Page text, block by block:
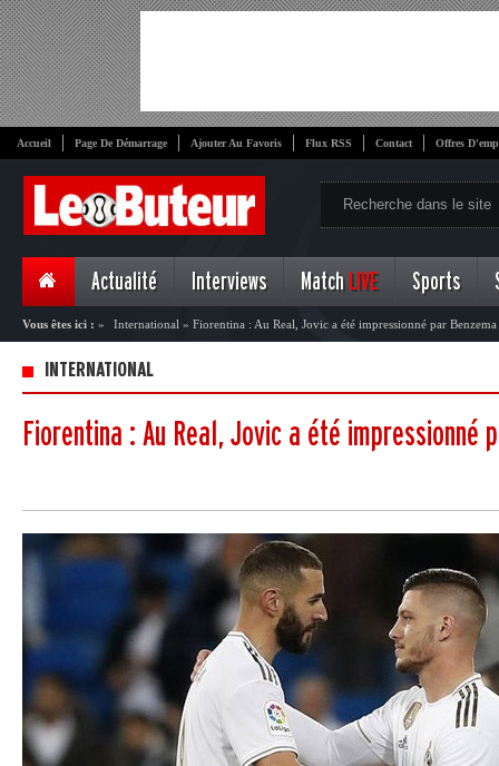
Accueil Page De Démarrage Ajouter Au Favoris Flux RSS Contact Offres
Actualité Interviews Match LIVE Sports
Vous êtes ici : » International » Fiorentina : Au Real, Jovic a été impressionné par Benzema
INTERNATIONAL
Fiorentina : Au Real, Jovic a été impressionné